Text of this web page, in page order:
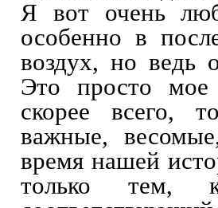
Я вот очень
особенно в
воздух, но ведь
Это просто мое
скорее всего,
важные,
время нашей
только тем,